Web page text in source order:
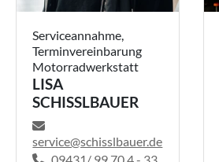
Serviceannahme,
Terminvereinbarung
Motorradwerkstatt
LISA
SCHISSLBAUER
service@schisslbauer.de